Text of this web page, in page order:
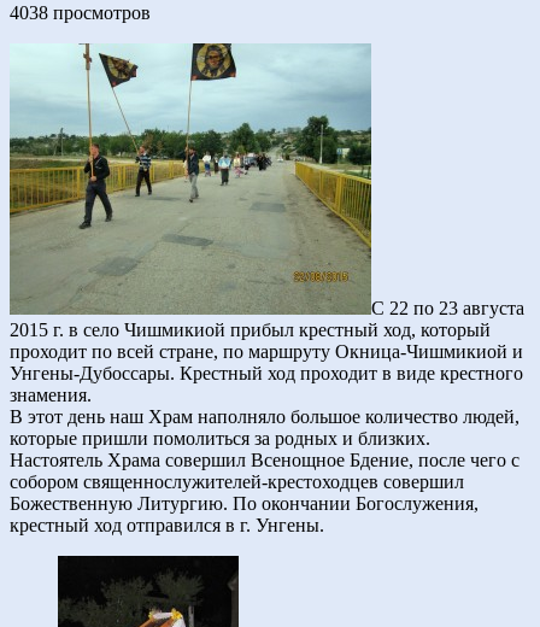
4038 просмотров
С 22 по 23 августа
2015 г. в село Чишмикиой прибыл крестный ход, который
проходит по всей стране, по маршруту Окница-Чишмикиой и
Унгены-Дубоссары. Крестный ход проходит в виде крестного
знамения.
В этот день наш Храм наполняло большое количество людей,
которые пришли помолиться за родных и близких.
Настоятель Храма совершил Всенощное Бдение, после чего с
собором священнослужителей-крестоходцев совершил
Божественную Литургию. По окончании Богослужения,
крестный ход отправился в г. Унгены.